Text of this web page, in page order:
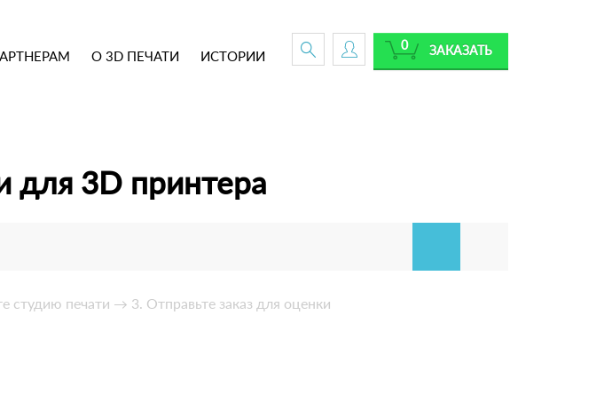
О 3D ПЕЧАТИ ИСТОРИИ ЗАКАЗАТЬ
0
для 3D принтера
студию печати → 3. Отправьте заказ для оценки